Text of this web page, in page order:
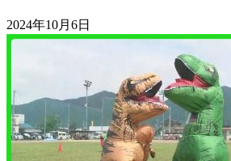
2024年10月6日